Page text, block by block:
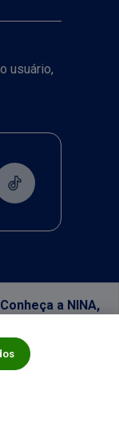
Conheça a NINA,
usuário,